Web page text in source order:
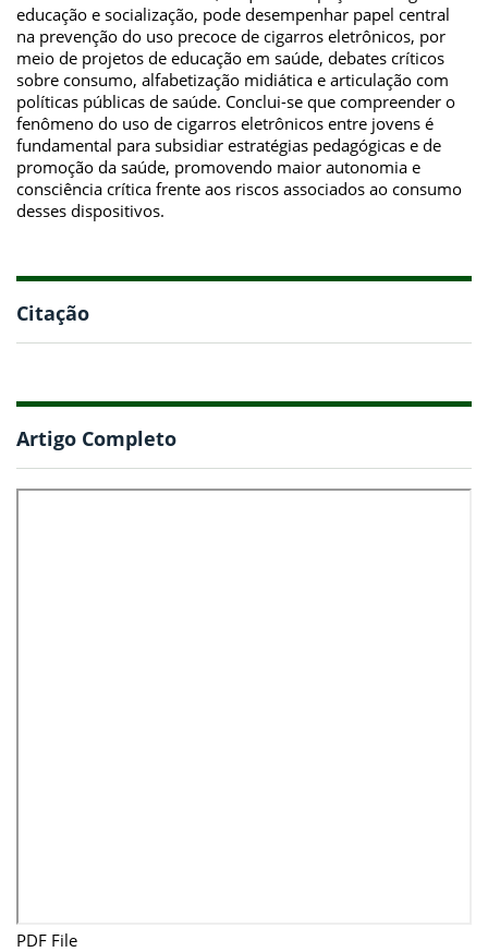
educação e socialização, pode desempenhar papel central
na prevenção do uso precoce de cigarros eletrônicos, por
meio de projetos de educação em saúde, debates críticos
sobre consumo, alfabetização midiática e articulação com
políticas públicas de saúde. Conclui-se que compreender o
fenômeno do uso de cigarros eletrônicos entre jovens é
fundamental para subsidiar estratégias pedagógicas e de
promoção da saúde, promovendo maior autonomia e
consciência crítica frente aos riscos associados ao consumo
desses dispositivos.
Citação
Artigo Completo
PDF File